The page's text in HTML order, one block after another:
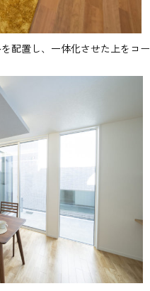
配置し、一体化させた上をコー